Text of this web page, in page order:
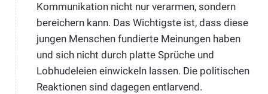
Kommunikation nicht nur verarmen, sondern
bereichern kann. Das Wichtigste ist, dass diese
jungen Menschen fundierte Meinungen haben
und sich nicht durch platte Sprüche und
Lobhudeleien einwickeln lassen. Die politischen
Reaktionen sind dagegen entlarvend.